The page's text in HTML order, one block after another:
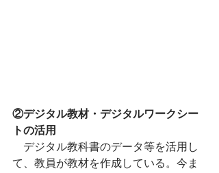
②デジタル教材・デジタルワークシー
トの活用
デジタル教科書のデータ等を活用し
て、教員が教材を作成している。今ま